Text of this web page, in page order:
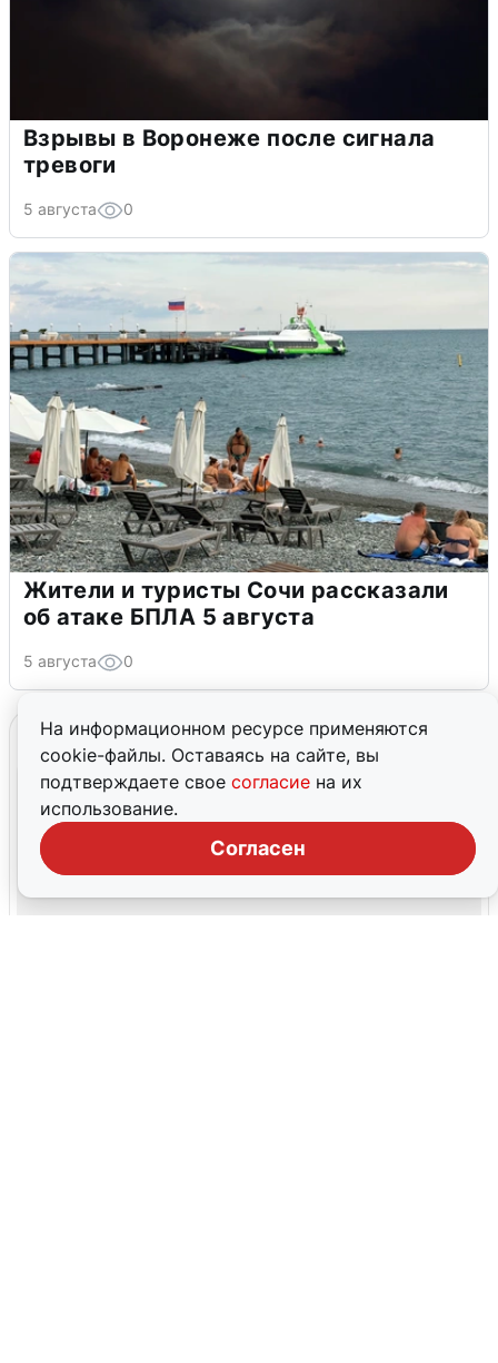
На информационном ресурсе применяются
cookie-файлы. Оставаясь на сайте, вы
подтверждаете свое согласие на их
использование.
Согласен
Взрывы в Воронеже после сигнала
тревоги
5 августа 0
Жители и туристы Сочи рассказали
об атаке БПЛА 5 августа
5 августа 0